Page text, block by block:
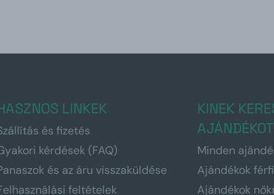
LINKEK
és fizetés
kérdések (FAQ)
és az áru visszaküldése
feltételek
KINEK
Minden
Ajándékok
Ajándékok